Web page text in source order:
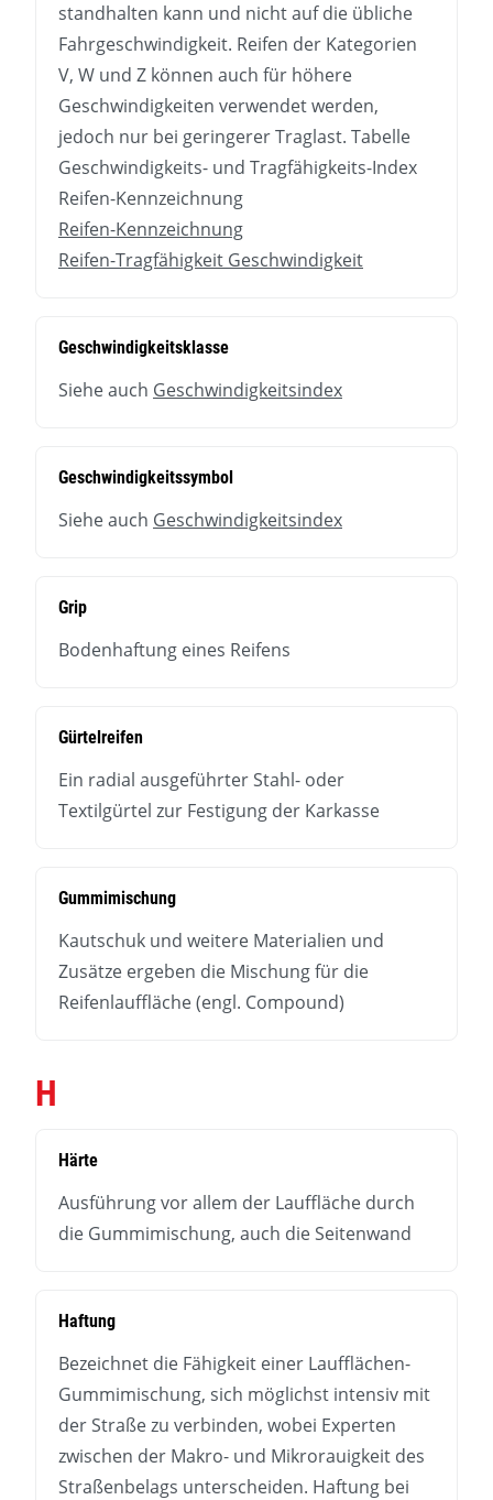
standhalten kann und nicht auf die übliche
Fahrgeschwindigkeit. Reifen der Kategorien
V, W und Z können auch für höhere
Geschwindigkeiten verwendet werden,
jedoch nur bei geringerer Traglast. Tabelle
Geschwindigkeits- und Tragfähigkeits-Index
Reifen-Kennzeichnung
Reifen-Kennzeichnung
Reifen-Tragfähigkeit Geschwindigkeit
Geschwindigkeitsklasse
Siehe auch Geschwindigkeitsindex
Geschwindigkeitssymbol
Siehe auch Geschwindigkeitsindex
Grip
Bodenhaftung eines Reifens
Gürtelreifen
Ein radial ausgeführter Stahl- oder
Textilgürtel zur Festigung der Karkasse
Gummimischung
Kautschuk und weitere Materialien und
Zusätze ergeben die Mischung für die
Reifenlauffläche (engl. Compound)
H
Härte
Ausführung vor allem der Lauffläche durch
die Gummimischung, auch die Seitenwand
Haftung
Bezeichnet die Fähigkeit einer Laufflächen-
Gummimischung, sich möglichst intensiv mit
der Straße zu verbinden, wobei Experten
zwischen der Makro- und Mikrorauigkeit des
Straßenbelags unterscheiden. Haftung bei